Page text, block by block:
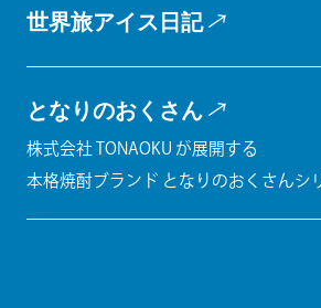
世界旅アイス日記
となりのおくさん
株式会社 TONAOKU が展開する
本格焼酎ブランド となりのおくさんシ